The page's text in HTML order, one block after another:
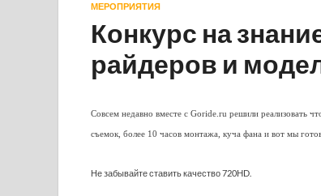
МЕРОПРИЯТИЯ
Конкурс на
райдеров и
Совсем недавно вместе с Goride.ru решили реализовать
съемок, более 10 часов монтажа, куча фана и вот мы
Не забывайте ставить качество 720HD.